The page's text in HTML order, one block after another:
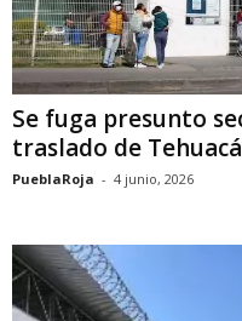
Se fuga presunto
traslado de
PueblaRoja - 4 junio, 2026